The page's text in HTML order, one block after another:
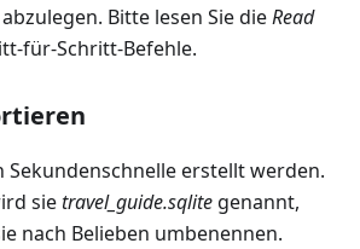
Bitte lesen Sie dieRead
für-Schritt-Befehle.
Sekundenschnelle erstellt werden.
sietravel_guide.sqlite genannt,
nach Belieben umbenennen.